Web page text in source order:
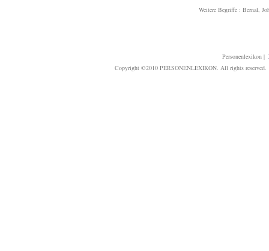
Weitere Begriffe : Bernal,
Personenlexikon|
Copyright ©2010 PERSONENLEXIKON. All rights